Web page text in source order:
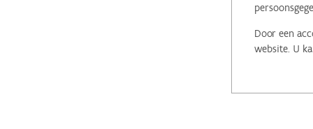
Door een
website. U